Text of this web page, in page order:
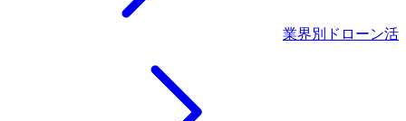
業界別ドローン活